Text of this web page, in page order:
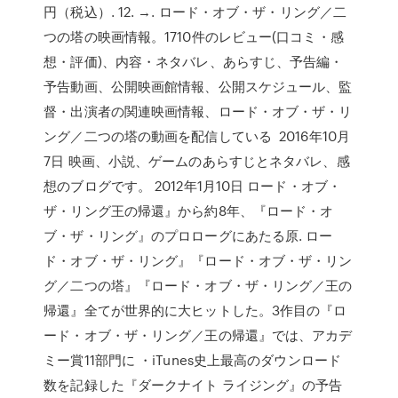
円（税込）. 12. →. ロード・オブ・ザ・リング／二
つの塔の映画情報。1710件のレビュー(口コミ・感
想・評価)、内容・ネタバレ、あらすじ、予告編・
予告動画、公開映画館情報、公開スケジュール、監
督・出演者の関連映画情報、ロード・オブ・ザ・リ
ング／二つの塔の動画を配信している 2016年10月
7日 映画、小説、ゲームのあらすじとネタバレ、感
想のブログです。 2012年1月10日 ロード・オブ・
ザ・リング王の帰還』から約8年、『ロード・オ
ブ・ザ・リング』のプロローグにあたる原. ロー
ド・オブ・ザ・リング』『ロード・オブ・ザ・リン
グ／二つの塔』『ロード・オブ・ザ・リング／王の
帰還』全てが世界的に大ヒットした。3作目の『ロ
ード・オブ・ザ・リング／王の帰還』では、アカデ
ミー賞11部門に ・iTunes史上最高のダウンロード
数を記録した『ダークナイト ライジング』の予告